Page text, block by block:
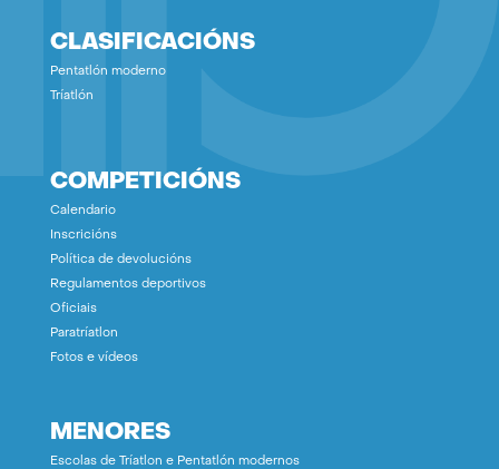
CLASIFICACIÓNS
Pentatlón moderno
Tríatlón
COMPETICIÓNS
Calendario
Inscricións
Política de devolucións
Regulamentos deportivos
Oficiais
Paratríatlon
Fotos e vídeos
MENORES
Escolas de Tríatlon e Pentatlón modernos